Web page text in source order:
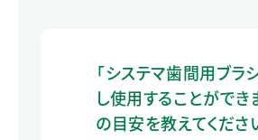
「システマ歯間用ブラ
し使用することができ
の目安を教えてくださ